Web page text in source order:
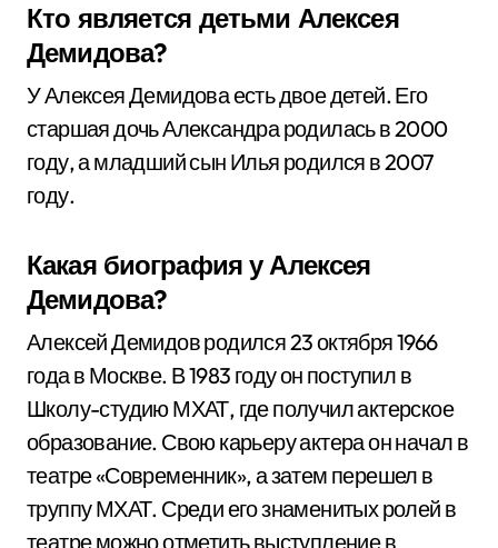
Кто является детьми Алексея
Демидова?
У Алексея Демидова есть двое детей. Его
старшая дочь Александра родилась в 2000
году, а младший сын Илья родился в 2007
году.
Какая биография у Алексея
Демидова?
Алексей Демидов родился 23 октября 1966
года в Москве. В 1983 году он поступил в
Школу-студию МХАТ, где получил актерское
образование. Свою карьеру актера он начал в
театре «Современник», а затем перешел в
труппу МХАТ. Среди его знаменитых ролей в
театре можно отметить выступление в